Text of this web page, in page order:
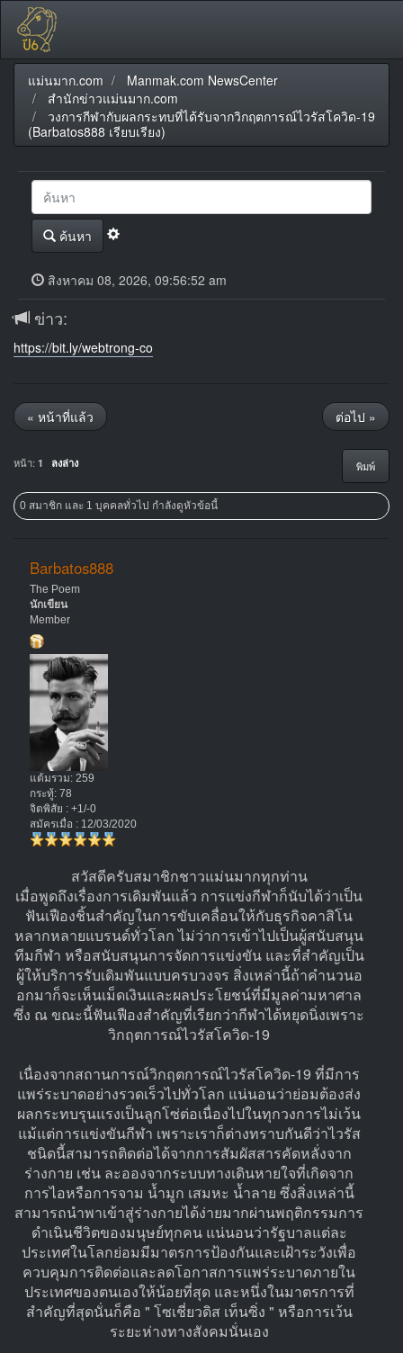
แม่นมาก.com
Manmak.com NewsCenter
สำนักข่าวแม่นมาก.com
วงการกีฬากับผลกระทบที่ได้รับจากวิกฤตการณ์ไวรัสโควิด-19
(Barbatos888 เรียบเรียง)
ค้นหา
สิงหาคม 08, 2026, 09:56:52 am
ข่าว:
https://bit.ly/webtrong-co
« หน้าที่แล้ว ต่อไป »
พิมพ์
หน้า: 1 ลงล่าง
0 สมาชิก และ 1 บุคคลทั่วไป กำลังดูหัวข้อนี้
Barbatos888
The Poem
นักเขียน
Member
แต้มรวม: 259
กระทู้: 78
จิตพิสัย : +1/-0
สมัครเมื่อ : 12/03/2020
สวัสดีครับสมาชิกชาวแม่นมากทุกท่าน
เมื่อพูดถึงเรื่องการเดิมพันแล้ว การแข่งกีฬาก็นับได้ว่าเป็น
ฟันเฟืองชิ้นสำคัญในการขับเคลื่อนให้กับธุรกิจคาสิโน
หลากหลายแบรนด์ทั่วโลก ไม่ว่าการเข้าไปเป็นผู้สนับสนุน
ทีมกีฬา หรือสนับสนุนการจัดการแข่งขัน และที่สำคัญเป็น
ผู้ให้บริการรับเดิมพันแบบครบวงจร สิ่งเหล่านี้ถ้าคำนวนอ
อกมาก็จะเห็นเม็ดเงินและผลประโยชน์ที่มีมูลค่ามหาศาล
ซึ่ง ณ ขณะนี้ฟันเฟืองสำคัญที่เรียกว่ากีฬาได้หยุดนิ่งเพราะ
วิกฤตการณ์ไวรัสโควิด-19
เนื่องจากสถานการณ์วิกฤตการณ์ไวรัสโควิด-19 ที่มีการ
แพร่ระบาดอย่างรวดเร็วไปทั่วโลก แน่นอนว่าย่อมต้องส่ง
ผลกระทบรุนแรงเป็นลูกโซ่ต่อเนื่องไปในทุกวงการไม่เว้น
แม้แต่การแข่งขันกีฬา เพราะเราก็ต่างทราบกันดีว่าไวรัส
ชนิดนี้สามารถติดต่อได้จากการสัมผัสสารคัดหลั่งจาก
ร่างกาย เช่น ละอองจากระบบทางเดินหายใจที่เกิดจาก
การไอหรือการจาม น้ำมูก เสมหะ น้ำลาย ซึ่งสิ่งเหล่านี้
สามารถนำพาเข้าสู่ร่างกายได้ง่ายมากผ่านพฤติกรรมการ
ดำเนินชีวิตของมนุษย์ทุกคน แน่นอนว่ารัฐบาลแต่ละ
ประเทศในโลกย่อมมีมาตรการป้องกันและเฝ้าระวังเพื่อ
ควบคุมการติดต่อและลดโอกาสการแพร่ระบาดภายใน
ประเทศของตนเองให้น้อยที่สุด และหนึ่งในมาตรการที่
สำคัญที่สุดนั่นก็คือ " โซเชี่ยวดิส เท็นซิ่ง " หรือการเว้น
ระยะห่างทางสังคมนั่นเอง